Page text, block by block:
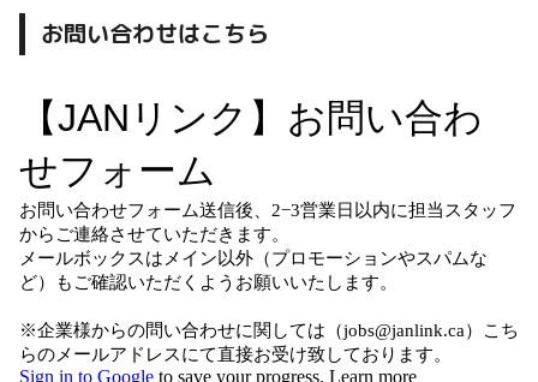
お問い合わせはこちら